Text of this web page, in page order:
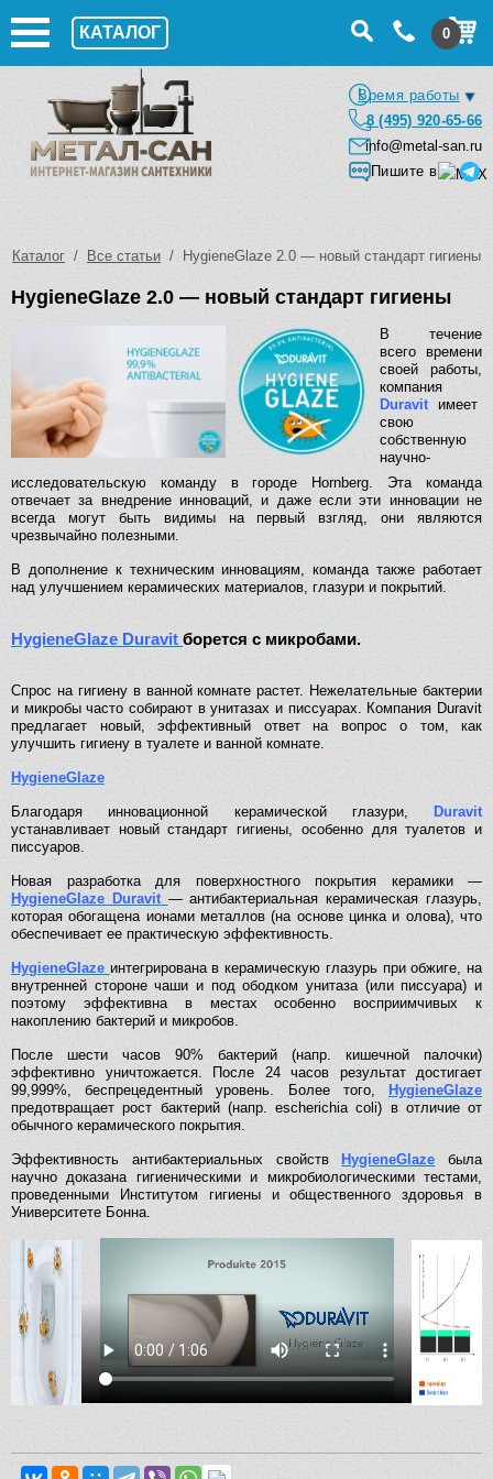
КАТАЛОГ 0
Время работы
8 (495) 920-65-66
info@metal-san.ru
Пишите в
Каталог / Все статьи / HygieneGlaze 2.0 — новый стандарт гигиены
HygieneGlaze 2.0 — новый стандарт гигиены
В течение
всего времени
своей работы,
компания
Duravit имеет
свою
собственную
научно-
исследовательскую команду в городе Hornberg. Эта команда
отвечает за внедрение инноваций, и даже если эти инновации не
всегда могут быть видимы на первый взгляд, они являются
чрезвычайно полезными.
В дополнение к техническим инновациям, команда также работает
над улучшением керамических материалов, глазури и покрытий.
HygieneGlaze Duravit борется c микробами.
Спрос на гигиену в ванной комнате растет. Нежелательные бактерии
и микробы часто собирают в унитазах и писсуарах. Компания Duravit
предлагает новый, эффективный ответ на вопрос о том, как
улучшить гигиену в туалете и ванной комнате.
HygieneGlaze
Благодаря инновационной керамической глазури,
Duravit
устанавливает новый стандарт гигиены, особенно для туалетов и
писсуаров.
Новая разработка для поверхностного покрытия керамики —
HygieneGlaze Duravit — антибактериальная керамическая глазурь,
которая обогащена ионами металлов (на основе цинка и олова), что
обеспечивает ее практическую эффективность.
HygieneGlaze интегрирована в керамическую глазурь при обжиге, на
внутренней стороне чаши и под ободком унитаза (или писсуара) и
поэтому эффективна в местах особенно восприимчивых к
накоплению бактерий и микробов.
После шести часов 90% бактерий (напр. кишечной палочки)
эффективно уничтожается. После 24 часов результат достигает
99,999%, беспрецедентный уровень. Более того,
HygieneGlaze
предотвращает рост бактерий (напр. escherichia coli) в отличие от
обычного керамического покрытия.
Эффективность антибактериальных свойств HygieneGlaze была
научно доказана гигиеническими и микробиологическими тестами,
проведенными Институтом гигиены и общественного здоровья в
Университете Бонна.